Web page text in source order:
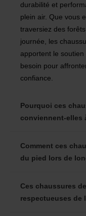
durabilité et
plein air. Que vous
traversiez des
journée, les
apportent le
besoin pour
confiance.
Pourquoi ces
conviennent-elles
Comment ces
du pied lors de
Ces chaussures
respectueuses de